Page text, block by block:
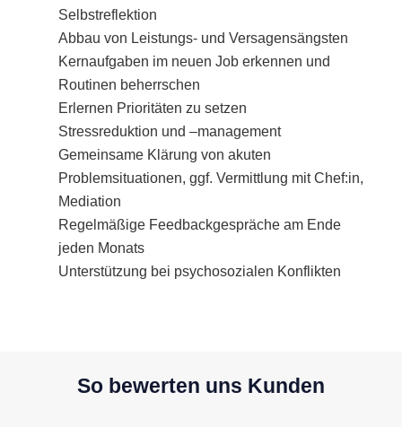
Selbstreflektion
Abbau von Leistungs- und Versagensängsten
Kernaufgaben im neuen Job erkennen und
Routinen beherrschen
Erlernen Prioritäten zu setzen
Stressreduktion und –management
Gemeinsame Klärung von akuten
Problemsituationen, ggf. Vermittlung mit Chef:in,
Mediation
Regelmäßige Feedbackgespräche am Ende
jeden Monats
Unterstützung bei psychosozialen Konflikten
So bewerten uns Kunden